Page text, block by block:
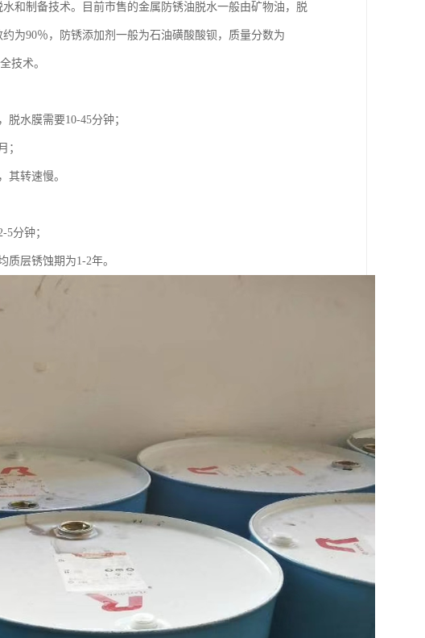
和制备技术。目前市售的金属防锈油脱水一般由矿物油，脱
为90％，防锈添加剂一般为石油磺酸酸钡，质量分数为
技术。
水膜需要10-45分钟；
；
其转速慢。
分钟；
层锈蚀期为1-2年。